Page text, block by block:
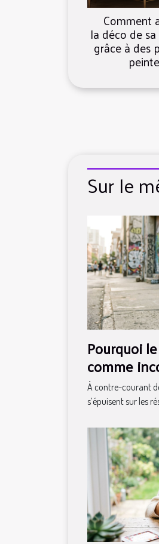
Comment
la déco de
grâce à des
Sur le
Pourquoi
comme
À contre-courant
s’épuisent sur les